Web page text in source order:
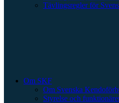
Tävlingsregler för
Om SKF
Om Svenska
Styrelse och